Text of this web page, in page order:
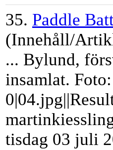
35. Paddle
(Innehåll/
... Bylund,
insamlat.
tisdag 03 juli